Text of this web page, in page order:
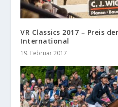
VR Classics 2017 – Preis
International
19. Februar 2017